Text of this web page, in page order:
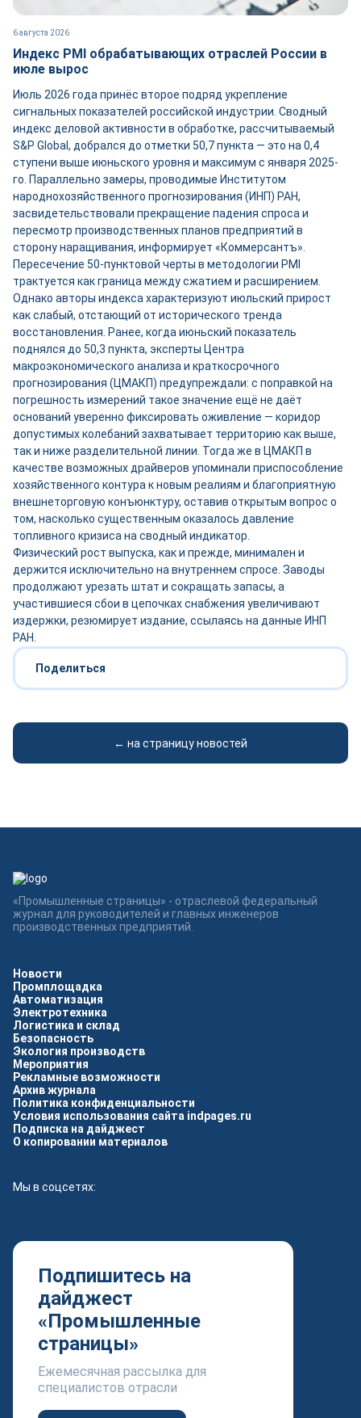
6 августа 2026
Индекс PMI обрабатывающих отраслей России в
июле вырос
Июль 2026 года принёс второе подряд укрепление
сигнальных показателей российской индустрии. Сводный
индекс деловой активности в обработке, рассчитываемый
S&P Global, добрался до отметки 50,7 пункта — это на 0,4
ступени выше июньского уровня и максимум с января 2025-
го. Параллельно замеры, проводимые Институтом
народнохозяйственного прогнозирования (ИНП) РАН,
засвидетельствовали прекращение падения спроса и
пересмотр производственных планов предприятий в
сторону наращивания, информирует «Коммерсантъ».
Пересечение 50-пунктовой черты в методологии PMI
трактуется как граница между сжатием и расширением.
Однако авторы индекса характеризуют июльский прирост
как слабый, отстающий от исторического тренда
восстановления. Ранее, когда июньский показатель
поднялся до 50,3 пункта, эксперты Центра
макроэкономического анализа и краткосрочного
прогнозирования (ЦМАКП) предупреждали: с поправкой на
погрешность измерений такое значение ещё не даёт
оснований уверенно фиксировать оживление — коридор
допустимых колебаний захватывает территорию как выше,
так и ниже разделительной линии. Тогда же в ЦМАКП в
качестве возможных драйверов упоминали приспособление
хозяйственного контура к новым реалиям и благоприятную
внешнеторговую конъюнктуру, оставив открытым вопрос о
том, насколько существенным оказалось давление
топливного кризиса на сводный индикатор.
Физический рост выпуска, как и прежде, минимален и
держится исключительно на внутреннем спросе. Заводы
продолжают урезать штат и сокращать запасы, а
участившиеся сбои в цепочках снабжения увеличивают
издержки, резюмирует издание, ссылаясь на данные ИНП
РАН.
Поделиться
← на страницу новостей
Новости
Промплощадка
Автоматизация
Электротехника
Логистика и склад
Безопасность
Экология производств
Мероприятия
Рекламные возможности
Архив журнала
Политика конфиденциальности
Условия использования сайта indpages.ru
Подписка на дайджест
О копировании материалов
Мы в соцсетях:
Подпишитесь на
дайджест
«Промышленные
страницы»
Ежемесячная рассылка для
специалистов отрасли
«Промышленные страницы» - отраслевой федеральный
журнал для руководителей и главных инженеров
производственных предприятий.